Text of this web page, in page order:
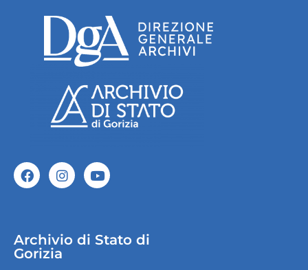
Archivio di Stato di
Gorizia